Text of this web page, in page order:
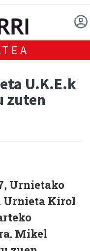
U.K.E.k
zuten
Urnietako
Urnieta Kirol
Mikel